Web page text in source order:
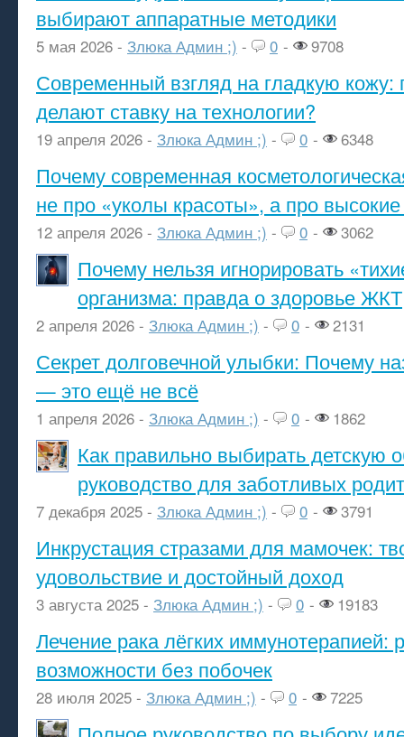
выбирают аппаратные методики
5 мая 2026 - Злюка Админ ;) - 0 - 9708
Современный взгляд на гладкую кожу:
делают ставку на технологии?
19 апреля 2026 - Злюка Админ ;) - 0 - 6348
Почему современная
не про «уколы красоты», а про высокие
12 апреля 2026 - Злюка Админ ;) - 0 - 3062
Почему нельзя игнорировать
организма: правда о здоровье ЖКТ
2 апреля 2026 - Злюка Админ ;) - 0 - 2131
Секрет долговечной улыбки: Почему
— это ещё не всё
1 апреля 2026 - Злюка Админ ;) - 0 - 1862
Как правильно выбирать детскую
руководство для заботливых
7 декабря 2025 - Злюка Админ ;) - 0 - 3791
Инкрустация стразами для мамочек:
удовольствие и достойный доход
3 августа 2025 - Злюка Админ ;) - 0 - 19183
Лечение рака лёгких иммунотерапией:
возможности без побочек
28 июля 2025 - Злюка Админ ;) - 0 - 7225